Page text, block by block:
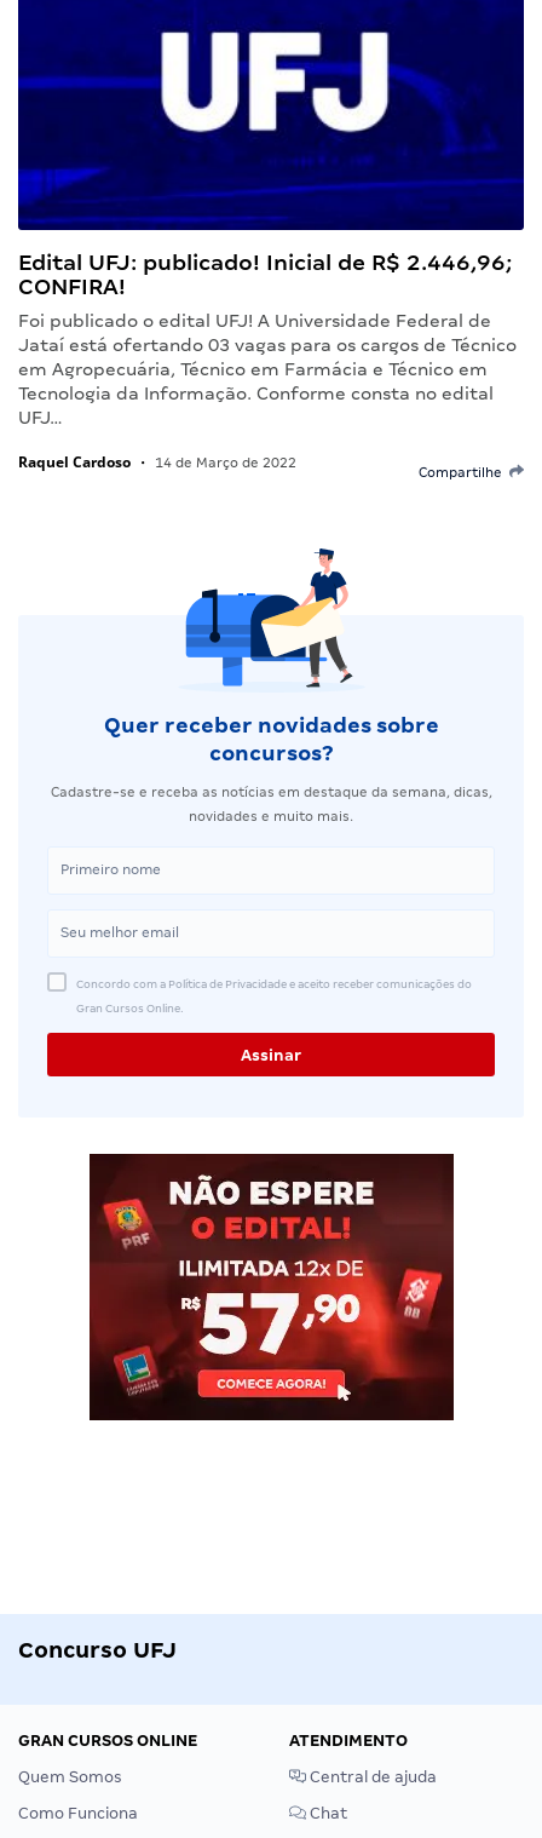
Edital UFJ: publicado! Inicial de R$ 2.446,96;
CONFIRA!
Foi publicado o edital UFJ! A Universidade Federal de
Jataí está ofertando 03 vagas para os cargos de Técnico
em Agropecuária, Técnico em Farmácia e Técnico em
Tecnologia da Informação. Conforme consta no edital
UFJ…
Raquel Cardoso • 14 de Março de 2022
Compartilhe
Quer receber novidades sobre
concursos?
Cadastre-se e receba as notícias em destaque da semana, dicas,
novidades e muito mais.
Concordo com a Política de Privacidade e aceito receber comunicações do
Gran Cursos Online.
Concurso UFJ
GRAN CURSOS ONLINE
Quem Somos
Como Funciona
ATENDIMENTO
Central de ajuda
Chat